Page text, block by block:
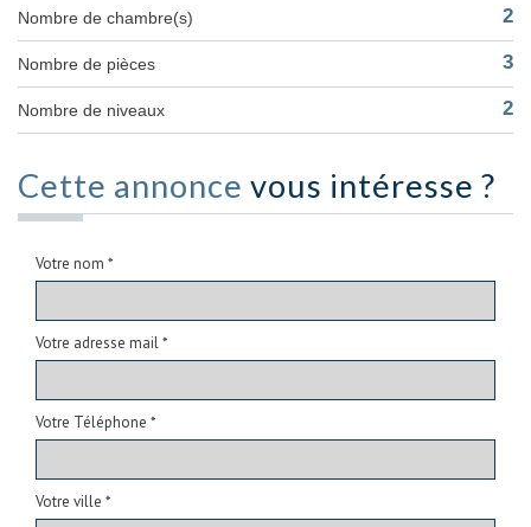
Nombre de chambre(s) 2
Nombre de pièces 3
Nombre de niveaux 2
Cette annonce vous intéresse ?
Votre nom *
Votre adresse mail *
Votre Téléphone *
Votre ville *